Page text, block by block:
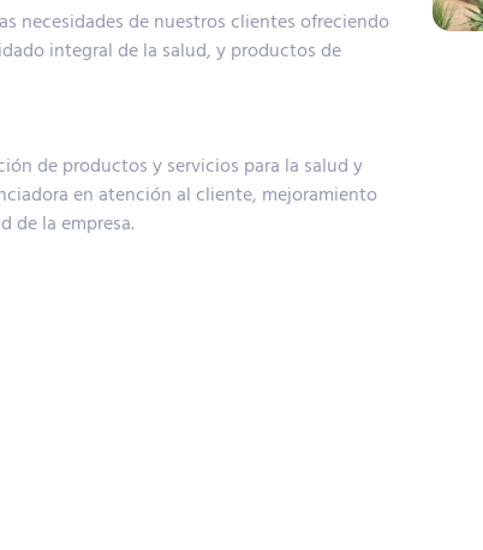
necesidades de nuestros clientes ofreciendo
integral de la salud, y productos de
de productos y servicios para la salud y
en atención al cliente, mejoramiento
de la empresa.